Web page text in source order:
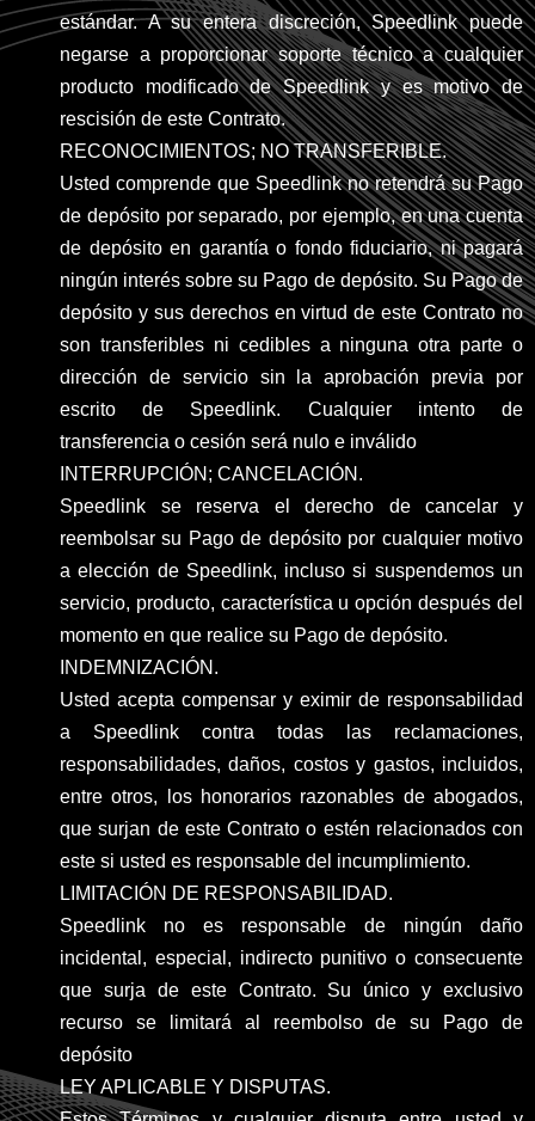
estándar. A su entera discreción, Speedlink puede
negarse a proporcionar soporte técnico a cualquier
producto modificado de Speedlink y es motivo de
rescisión de este Contrato.
RECONOCIMIENTOS; NO TRANSFERIBLE.
Usted comprende que Speedlink no retendrá su Pago
de depósito por separado, por ejemplo, en una cuenta
de depósito en garantía o fondo fiduciario, ni pagará
ningún interés sobre su Pago de depósito. Su Pago de
depósito y sus derechos en virtud de este Contrato no
son transferibles ni cedibles a ninguna otra parte o
dirección de servicio sin la aprobación previa por
escrito de Speedlink. Cualquier intento de
transferencia o cesión será nulo e inválido
INTERRUPCIÓN; CANCELACIÓN.
Speedlink se reserva el derecho de cancelar y
reembolsar su Pago de depósito por cualquier motivo
a elección de Speedlink, incluso si suspendemos un
servicio, producto, característica u opción después del
momento en que realice su Pago de depósito.
INDEMNIZACIÓN.
Usted acepta compensar y eximir de responsabilidad
a Speedlink contra todas las reclamaciones,
responsabilidades, daños, costos y gastos, incluidos,
entre otros, los honorarios razonables de abogados,
que surjan de este Contrato o estén relacionados con
este si usted es responsable del incumplimiento.
LIMITACIÓN DE RESPONSABILIDAD.
Speedlink no es responsable de ningún daño
incidental, especial, indirecto punitivo o consecuente
que surja de este Contrato. Su único y exclusivo
recurso se limitará al reembolso de su Pago de
depósito
LEY APLICABLE Y DISPUTAS.